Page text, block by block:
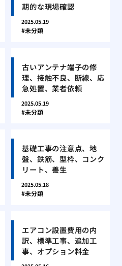
期的な現場確認
2025.05.19
未分類
古いアンテナ端子の修
理、接触不良、断線、応
急処置、業者依頼
2025.05.19
未分類
基礎工事の注意点、地
盤、鉄筋、型枠、コンク
リート、養生
2025.05.18
未分類
エアコン設置費用の内
訳、標準工事、追加工
事、オプション料金